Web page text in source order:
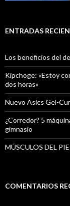
ENTRADAS
Los beneficios del
Kipchoge: «Estoy
dos horas»
Nuevo Asics Gel-
¿Corredor? 5
gimnasio
MÚSCULOS DEL
COMENTARIOS